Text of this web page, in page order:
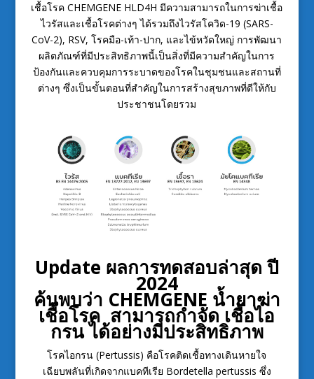
เชื้อโรค CHEMGENE HLD4H มีความสามารถในการฆ่าเชื้อ
ไวรัสและเชื้อโรคต่างๆ ได้รวมถึงไวรัสโควิด-19 (SARS-
CoV-2), RSV, โรคมือ-เท้า-ปาก, และไข้หวัดใหญ่ การพัฒนา
ผลิตภัณฑ์ที่มีประสิทธิภาพนี้เป็นสิ่งที่มีความสำคัญในการ
ป้องกันและควบคุมการระบาดของโรคในชุมชนและสถานที่
ต่างๆ ซึ่งเป็นขั้นตอนที่สำคัญในการสร้างสุขภาพที่ดีให้กับ
ประชาชนโดยรวม
Update ผลการทดสอบล่าสุด ปี
2024
ค้นพบว่า CHEMGENE น้ำยาฆ่า
เชื้อโรค สามารถกำจัด เชื้อไอ
กรน ได้อย่างมีประสิทธิภาพ
โรคไอกรน (Pertussis) คือโรคติดเชื้อทางเดินหายใจ
เฉียบพลันที่เกิดจากแบคทีเรีย Bordetella pertussis ซึ่ง